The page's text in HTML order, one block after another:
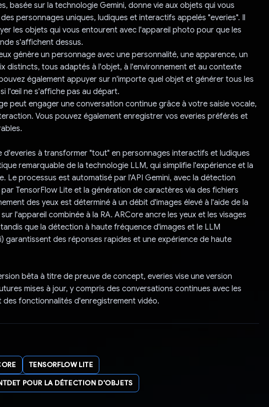
basée sur la technologie Gemini, donne vie aux objets qui vous
personnages uniques, ludiques et interactifs appelés "everies". Il
les objets qui vous entourent avec l'appareil photo pour que les
s'affichent dessus.
génère un personnage avec une personnalité, une apparence, un
distincts, tous adaptés à l'objet, à l'environnement et au contexte
également appuyer sur n'importe quel objet et générer tous les
l'œil ne s'affiche pas au départ.
peut engager une conversation continue grâce à votre saisie vocale,
Vous pouvez également enregistrer vos everies préférés et
d'everies à transformer "tout" en personnages interactifs et ludiques
remarquable de la technologie LLM, qui simplifie l'expérience et la
Le processus est automatisé par l'API Gemini, avec la détection
TensorFlow Lite et la génération de caractères via des fichiers
des yeux est déterminé à un débit d'images élevé à l'aide de la
l'appareil combinée à la RA. ARCore ancre les yeux et les visages
que la détection à haute fréquence d'images et le LLM
garantissent des réponses rapides et une expérience de haute
bêta à titre de preuve de concept, everies vise une version
mises à jour, y compris des conversations continues avec les
des fonctionnalités d'enregistrement vidéo.
TENSORFLOW LITE
POUR LA DÉTECTION D'OBJETS